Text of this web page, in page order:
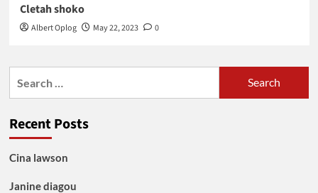
Cletah shoko
Albert Oplog May 22, 2023 0
Recent Posts
Cina lawson
Janine diagou